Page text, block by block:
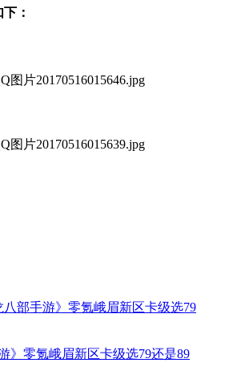
：
》零氪峨眉新区卡级选79还是89